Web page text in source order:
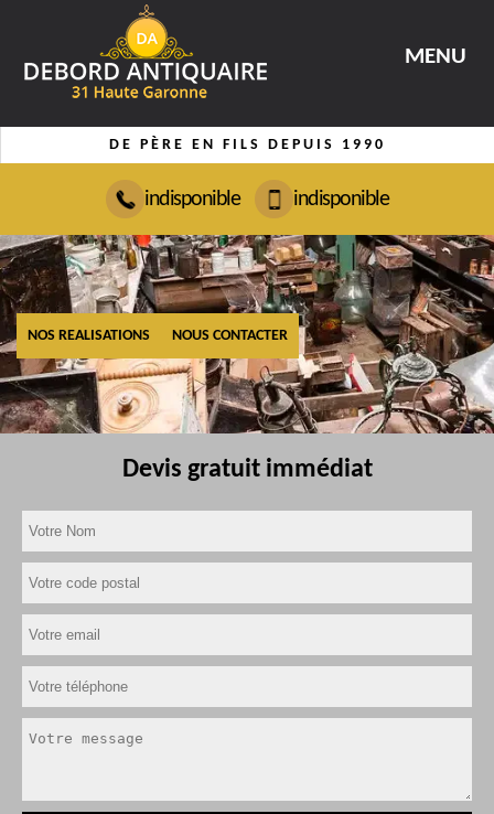
MENU
DE PÈRE EN FILS DEPUIS 1990
indisponible indisponible
NOS REALISATIONS NOUS CONTACTER
Devis gratuit immédiat